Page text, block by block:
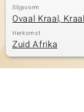
Slijpvorm
Ovaal Kraal, Kraal
Herkomst
Zuid Afrika